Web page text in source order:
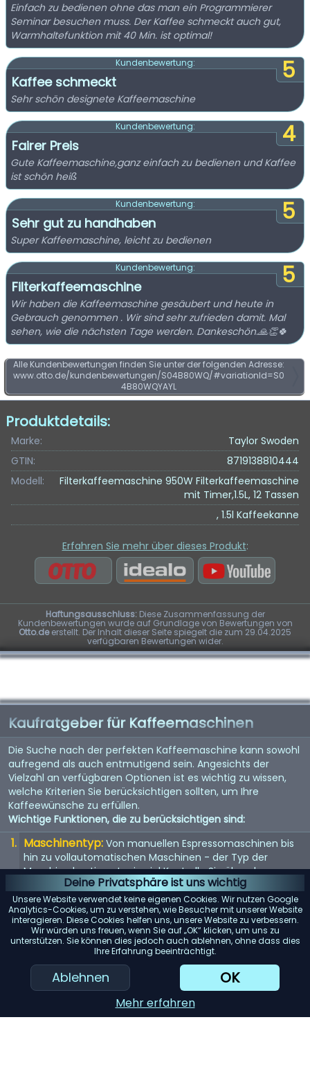
Deine Privatsphäre ist uns wichtig
Unsere Website verwendet keine eigenen Cookies. Wir nutzen Google
Analytics-Cookies, um zu verstehen, wie Besucher mit unserer Website
interagieren. Diese Cookies helfen uns, unsere Website zu verbessern.
Wir würden uns freuen, wenn Sie auf „OK“ klicken, um uns zu
unterstützen. Sie können dies jedoch auch ablehnen, ohne dass dies
Ihre Erfahrung beeinträchtigt.
Ablehnen OK
Mehr erfahren
Einfach zu bedienen ohne das man ein Programmierer
Seminar besuchen muss. Der Kaffee schmeckt auch gut,
Warmhaltefunktion mit 40 Min. ist optimal!
5
Kundenbewertung:
Kaffee schmeckt
Sehr schön designete Kaffeemaschine
4
Kundenbewertung:
Fairer Preis
Gute Kaffeemaschine,ganz einfach zu bedienen und Kaffee
ist schön heiß
5
Kundenbewertung:
Sehr gut zu handhaben
Super Kaffeemaschine, leicht zu bedienen
5
Kundenbewertung:
Filterkaffeemaschine
Wir haben die Kaffeemaschine gesäubert und heute in
Gebrauch genommen . Wir sind sehr zufrieden damit. Mal
sehen, wie die nächsten Tage werden. Dankeschön.🙏👏🍀
Alle Kundenbewertungen finden Sie unter der folgenden Adresse:
www.otto.de/kundenbewertungen/S04B80WQ/#variationId=S0
4B80WQYAYL
Produktdetails:
Marke:
Taylor Swoden
GTIN:
8719138810444
Modell:
Filterkaffeemaschine 950W Filterkaffeemaschine
mit Timer,1.5L, 12 Tassen
, 1.5l Kaffeekanne
Erfahren Sie mehr über dieses Produkt:
Haftungsausschluss:Diese Zusammenfassung der
Kundenbewertungen wurde auf Grundlage von Bewertungen von
Otto.deerstellt. Der Inhalt dieser Seite spiegelt die zum 29.04.2025
verfügbaren Bewertungen wider.
Kaufratgeber für Kaffeemaschinen
Die Suche nach der perfekten Kaffeemaschine kann sowohl
aufregend als auch entmutigend sein. Angesichts der
Vielzahl an verfügbaren Optionen ist es wichtig zu wissen,
welche Kriterien Sie berücksichtigen sollten, um Ihre
Kaffeewünsche zu erfüllen.
Wichtige Funktionen, die zu berücksichtigen sind:
Maschinentyp: Von manuellen Espressomaschinen bis
hin zu vollautomatischen Maschinen - der Typ der
Maschine bestimmt, wie viel Kontrolle Sie über den
Brühvorgang haben.
Qualität der Mühle: Eine eingebaute Mühle kann
entscheidend sein. Suchen Sie nach einer Maschine mit
einem hochwertigen Mahlwerk für den frischesten Kaffee.
Wasserspeicher: Berücksichtigen Sie die Kapazität des
Wassertanks. Ein größerer Tank bedeutet selteneres
Nachfüllen, was besonders für Büros oder große Haushalte